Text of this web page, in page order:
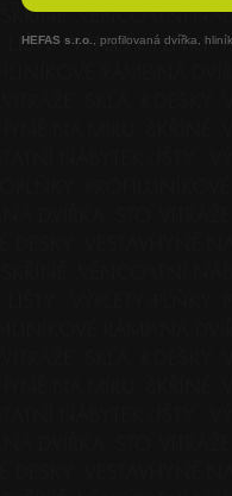
HEFAS s.r.o. , profilovaná dvířka,